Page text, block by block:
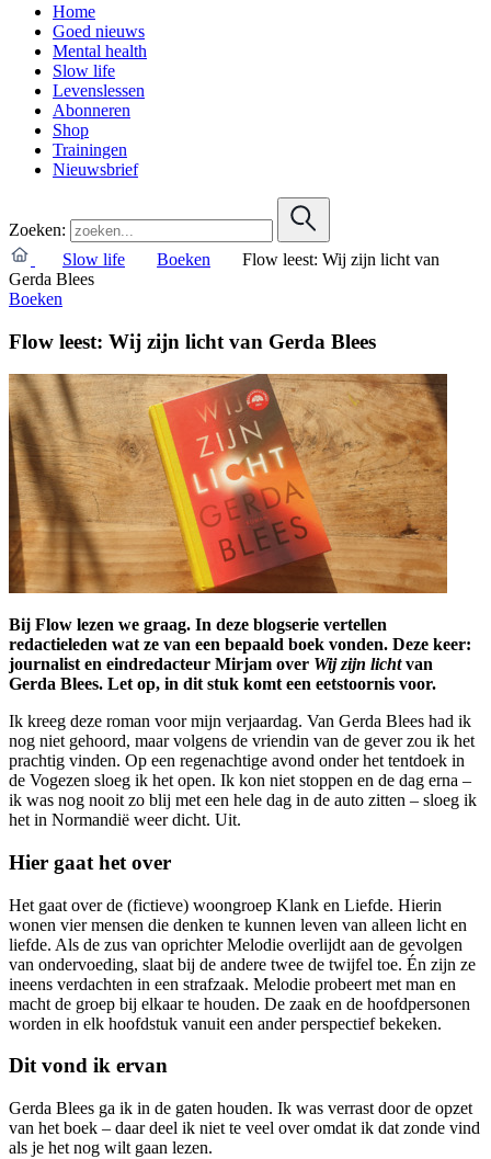
Home
Goed nieuws
Mental health
Slow life
Levenslessen
Abonneren
Shop
Trainingen
Nieuwsbrief
Zoeken:
Slow life
Boeken
Flow leest: Wij zijn licht van
Gerda Blees
Boeken
Flow leest: Wij zijn licht van Gerda Blees
Bij Flow lezen we graag. In deze blogserie vertellen
redactieleden wat ze van een bepaald boek vonden. Deze keer:
journalist en eindredacteur Mirjam over Wij zijn lichtvan
Gerda Blees. Let op, in dit stuk komt een eetstoornis voor.
Ik kreeg deze roman voor mijn verjaardag. Van Gerda Blees had ik
nog niet gehoord, maar volgens de vriendin van de gever zou ik het
prachtig vinden. Op een regenachtige avond onder het tentdoek in
de Vogezen sloeg ik het open. Ik kon niet stoppen en de dag erna –
ik was nog nooit zo blij met een hele dag in de auto zitten – sloeg ik
het in Normandië weer dicht. Uit.
Hier gaat het over
Het gaat over de (fictieve) woongroep Klank en Liefde. Hierin
wonen vier mensen die denken te kunnen leven van alleen licht en
liefde. Als de zus van oprichter Melodie overlijdt aan de gevolgen
van ondervoeding, slaat bij de andere twee de twijfel toe. Én zijn ze
ineens verdachten in een strafzaak. Melodie probeert met man en
macht de groep bij elkaar te houden. De zaak en de hoofdpersonen
worden in elk hoofdstuk vanuit een ander perspectief bekeken.
Dit vond ik ervan
Gerda Blees ga ik in de gaten houden. Ik was verrast door de opzet
van het boek – daar deel ik niet te veel over omdat ik dat zonde vind
als je het nog wilt gaan lezen.